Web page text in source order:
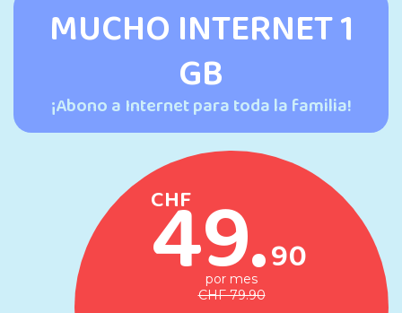
MUCHO INTERNET 1
GB
¡Abono a Internet para toda la familia!
CHF
49.90
por mes
CHF 79.90